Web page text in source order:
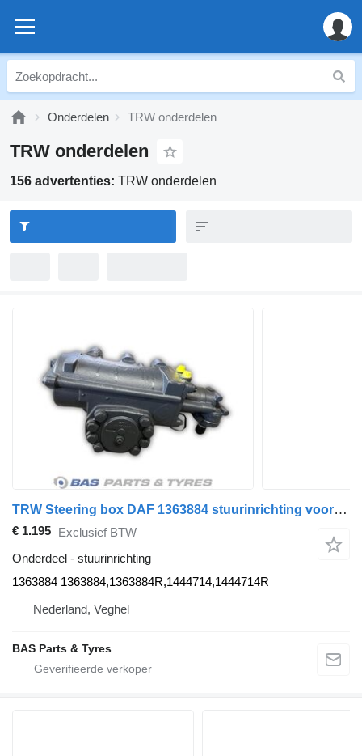
Onderdelen TRW onderdelen
TRW onderdelen
156 advertenties: TRW onderdelen
TRW Steering box DAF 1363884 stuurinrichting voor TRW vrachtwagen
€ 1.195 Exclusief BTW
Onderdeel - stuurinrichting
1363884 1363884,1363884R,1444714,1444714R
Nederland, Veghel
BAS Parts & Tyres